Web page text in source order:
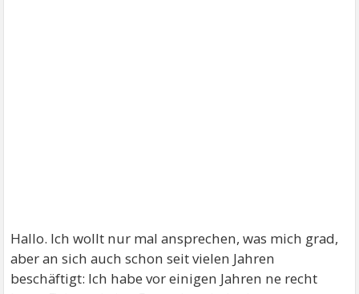
Hallo. Ich wollt nur mal ansprechen, was mich grad,
aber an sich auch schon seit vielen Jahren
beschäftigt: Ich habe vor einigen Jahren ne recht